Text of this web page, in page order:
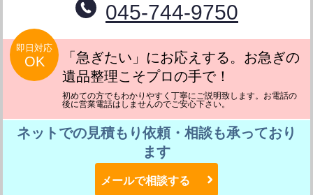
045-744-9750
即日対応
OK
「急ぎたい」にお応えする。お急ぎの
遺品整理こそプロの手で！
初めての方でもわかりやすく丁寧にご説明致します。お電話の
後に営業電話はしませんのでご安心下さい。
ネットでの見積もり依頼・相談も承っており
ます
メールで相談する